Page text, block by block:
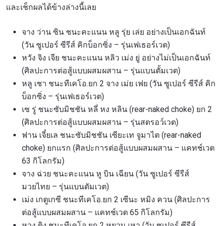
และเช็กผลได้ข้างล่างนี้เลย
จาง ว่าน ซิน ชนะคะแนน หลู รุ่ย เล่ย อย่างเป็นเอกฉันท์
(วัน ซูเปอร์ ซีรีส์ คิกบ็อกซิ่ง – รุ่นเฟเธอร์เวต)
หวัง จิง เจีย ชนะคะแนน หลิว เม่ง ยู่ อย่างไม่เป็นเอกฉันท์
(ศิลปะการต่อสู้แบบผสมผสาน – รุ่นแบนตั้มเวต)
หลู เชา ชนะทีเคโอ.ยก 2 จาง เม่ย เฟย (วัน ซูเปอร์ ซีรีส์ คิก
บ็อกซิ่ง – รุ่นเฟเธอร์เวต)
เซ รู่ ชนะซับมิชชัน หลี่ หง หลิน (rear-naked choke) ยก 2
(ศิลปะการต่อสู้แบบผสมผสาน – รุ่นสตรอว์เวต)
ฟาน เจี๋ยเล ชนะซับมิชชัน เซียะเท จูมาไต (rear-naked
choke) ยกแรก (ศิลปะการต่อสู้แบบผสมผสาน – แคทช์เวต
63 กิโลกรัม)
จาง ฉ่วย ชนะคะแนน หู บิน เฉียน (วัน ซูเปอร์ ซีรีส์
มวยไทย – รุ่นแบนตัมเวต)
เม่ง เกตูเกซี ชนะทีเคโอ.ยก 2 เซีนะ หมิง ควน (ศิลปะการ
ต่อสู้แบบผสมผสาน – แคทช์เวต 65 กิโลกรัม)